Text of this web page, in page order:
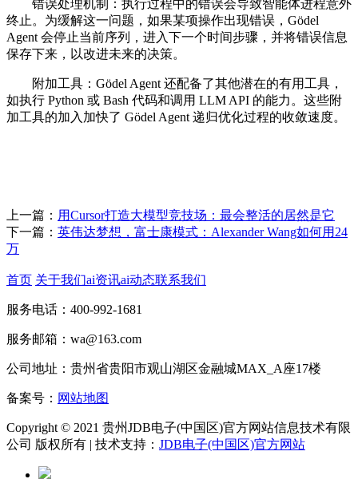
错误处理机制：执行过程中的错误会导致智能体进程意外
终止。为缓解这一问题，如果某项操作出现错误，Gödel
Agent 会停止当前序列，进入下一个时间步骤，并将错误信息
保存下来，以改进未来的决策。
附加工具：Gödel Agent 还配备了其他潜在的有用工具，
如执行 Python 或 Bash 代码和调用 LLM API 的能力。这些附
加工具的加入加快了 Gödel Agent 递归优化过程的收敛速度。
上一篇： 用Cursor打造大模型竞技场：最会整活的居然是它
下一篇： 英伟达梦想，富士康模式：Alexander Wang如何用24
万
首页 关于我们ai资讯ai动态联系我们
服务电话：400-992-1681
服务邮箱：wa@163.com
公司地址：贵州省贵阳市观山湖区金融城MAX_A座17楼
备案号： 网站地图
Copyright © 2021 贵州JDB电子(中国区)官方网站信息技术有限
公司 版权所有 | 技术支持： JDB电子(中国区)官方网站